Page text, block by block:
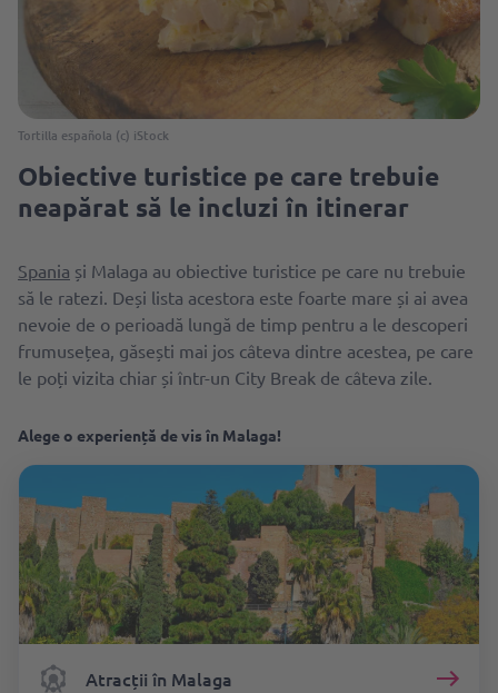
Tortilla española (c) iStock
Obiective turistice pe care trebuie
neapărat să le incluzi în itinerar
Spania și Malaga au obiective turistice pe care nu trebuie
să le ratezi. Deși lista acestora este foarte mare și ai avea
nevoie de o perioadă lungă de timp pentru a le descoperi
frumusețea, găsești mai jos câteva dintre acestea, pe care
le poți vizita chiar și într-un City Break de câteva zile.
Alege o experiență de vis în Malaga!
Atracții în Malaga